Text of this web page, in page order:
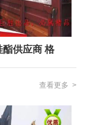
酯供应商 格
查看更多 >